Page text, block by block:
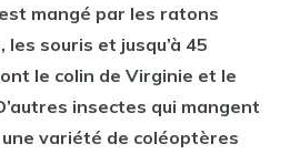
mangé par les ratons
les souris et jusqu’à 45
le colin de Virginie et le
insectes qui mangent
variété de coléoptères